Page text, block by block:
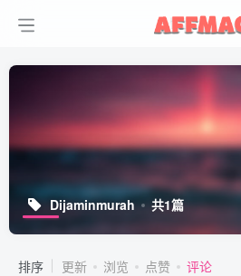
Dijaminmurah 共1篇
排序 更新 浏览 点赞 评论